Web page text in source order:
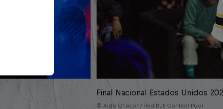
Final Nacional Estados Unidos
© Aldo Chacon/ Red Bull Content Pool